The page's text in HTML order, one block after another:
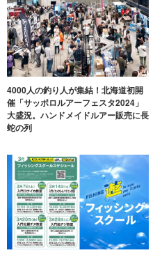
4000人の釣り人が集結！北海道初開
催「サッポロルアーフェスタ2024」
大盛況。ハンドメイドルアー販売に長
蛇の列